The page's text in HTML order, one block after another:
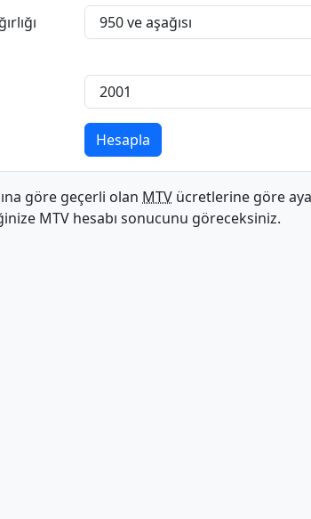
Hesapla
göre geçerli olan MTV ücretlerine göre
MTV hesabı sonucunu göreceksiniz.